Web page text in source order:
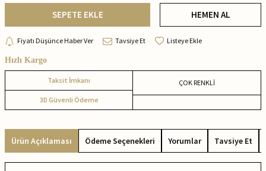
SEPETE EKLE HEMEN AL
Fiyatı Düşünce Haber Ver Tavsiye Et Listeye Ekle
Hızlı Kargo
Taksit İmkanı
3D Güvenli Ödeme
ÇOK RENKLİ
Ürün Açıklaması Ödeme Seçenekleri Yorumlar Tavsiye Et